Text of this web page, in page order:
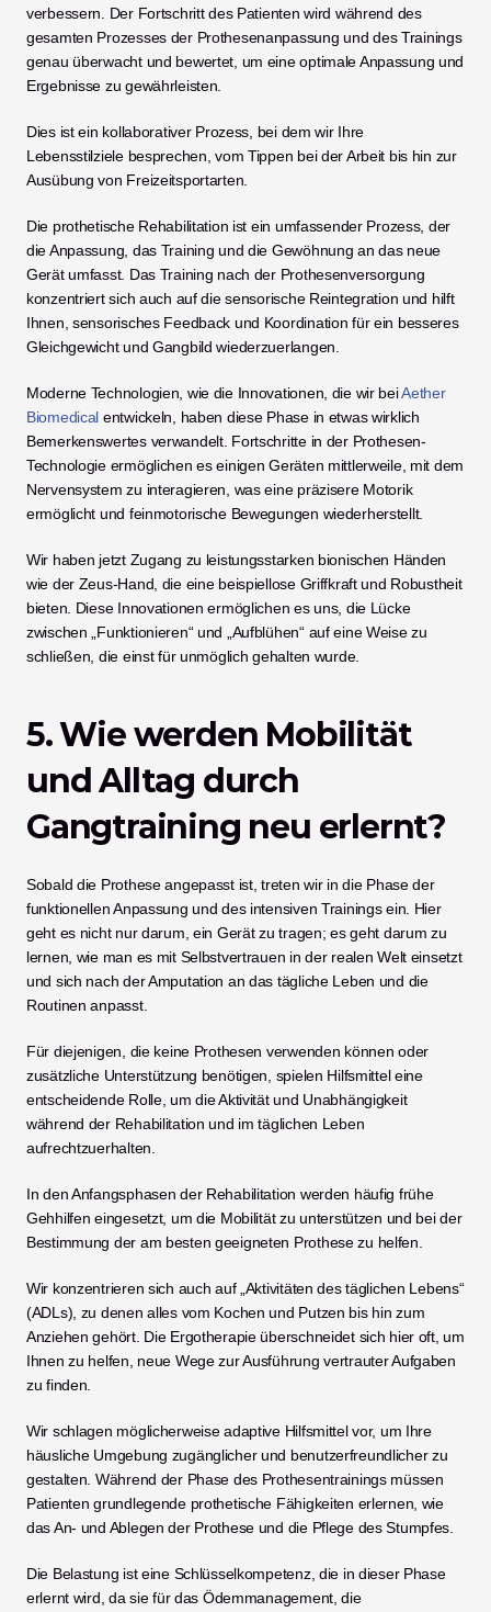
verbessern. Der Fortschritt des Patienten wird während des
gesamten Prozesses der Prothesenanpassung und des Trainings
genau überwacht und bewertet, um eine optimale Anpassung und
Ergebnisse zu gewährleisten.
Dies ist ein kollaborativer Prozess, bei dem wir Ihre
Lebensstilziele besprechen, vom Tippen bei der Arbeit bis hin zur
Ausübung von Freizeitsportarten.
Die prothetische Rehabilitation ist ein umfassender Prozess, der
die Anpassung, das Training und die Gewöhnung an das neue
Gerät umfasst. Das Training nach der Prothesenversorgung
konzentriert sich auch auf die sensorische Reintegration und hilft
Ihnen, sensorisches Feedback und Koordination für ein besseres
Gleichgewicht und Gangbild wiederzuerlangen.
Moderne Technologien, wie die Innovationen, die wir bei Aether
Biomedical entwickeln, haben diese Phase in etwas wirklich
Bemerkenswertes verwandelt. Fortschritte in der Prothesen-
Technologie ermöglichen es einigen Geräten mittlerweile, mit dem
Nervensystem zu interagieren, was eine präzisere Motorik
ermöglicht und feinmotorische Bewegungen wiederherstellt.
Wir haben jetzt Zugang zu leistungsstarken bionischen Händen
wie der Zeus-Hand, die eine beispiellose Griffkraft und Robustheit
bieten. Diese Innovationen ermöglichen es uns, die Lücke
zwischen „Funktionieren“ und „Aufblühen“ auf eine Weise zu
schließen, die einst für unmöglich gehalten wurde.
5. Wie werden Mobilität
und Alltag durch
Gangtraining neu erlernt?
Sobald die Prothese angepasst ist, treten wir in die Phase der
funktionellen Anpassung und des intensiven Trainings ein. Hier
geht es nicht nur darum, ein Gerät zu tragen; es geht darum zu
lernen, wie man es mit Selbstvertrauen in der realen Welt einsetzt
und sich nach der Amputation an das tägliche Leben und die
Routinen anpasst.
Für diejenigen, die keine Prothesen verwenden können oder
zusätzliche Unterstützung benötigen, spielen Hilfsmittel eine
entscheidende Rolle, um die Aktivität und Unabhängigkeit
während der Rehabilitation und im täglichen Leben
aufrechtzuerhalten.
In den Anfangsphasen der Rehabilitation werden häufig frühe
Gehhilfen eingesetzt, um die Mobilität zu unterstützen und bei der
Bestimmung der am besten geeigneten Prothese zu helfen.
Wir konzentrieren sich auch auf „Aktivitäten des täglichen Lebens“
(ADLs), zu denen alles vom Kochen und Putzen bis hin zum
Anziehen gehört. Die Ergotherapie überschneidet sich hier oft, um
Ihnen zu helfen, neue Wege zur Ausführung vertrauter Aufgaben
zu finden.
Wir schlagen möglicherweise adaptive Hilfsmittel vor, um Ihre
häusliche Umgebung zugänglicher und benutzerfreundlicher zu
gestalten. Während der Phase des Prothesentrainings müssen
Patienten grundlegende prothetische Fähigkeiten erlernen, wie
das An- und Ablegen der Prothese und die Pflege des Stumpfes.
Die Belastung ist eine Schlüsselkompetenz, die in dieser Phase
erlernt wird, da sie für das Ödemmanagement, die